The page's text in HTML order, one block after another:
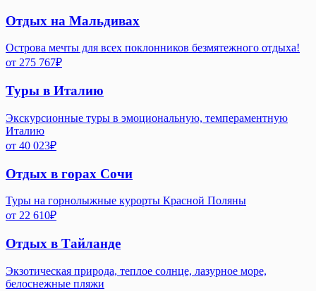
Отдых на Мальдивах
Острова мечты для всех поклонников безмятежного отдыха!
от 275 767₽
Туры в Италию
Экскурсионные туры в эмоциональную, темпераментную
Италию
от 40 023₽
Отдых в горах Сочи
Туры на горнолыжные курорты Красной Поляны
от 22 610₽
Отдых в Тайланде
Экзотическая природа, теплое солнце, лазурное море,
белоснежные пляжи